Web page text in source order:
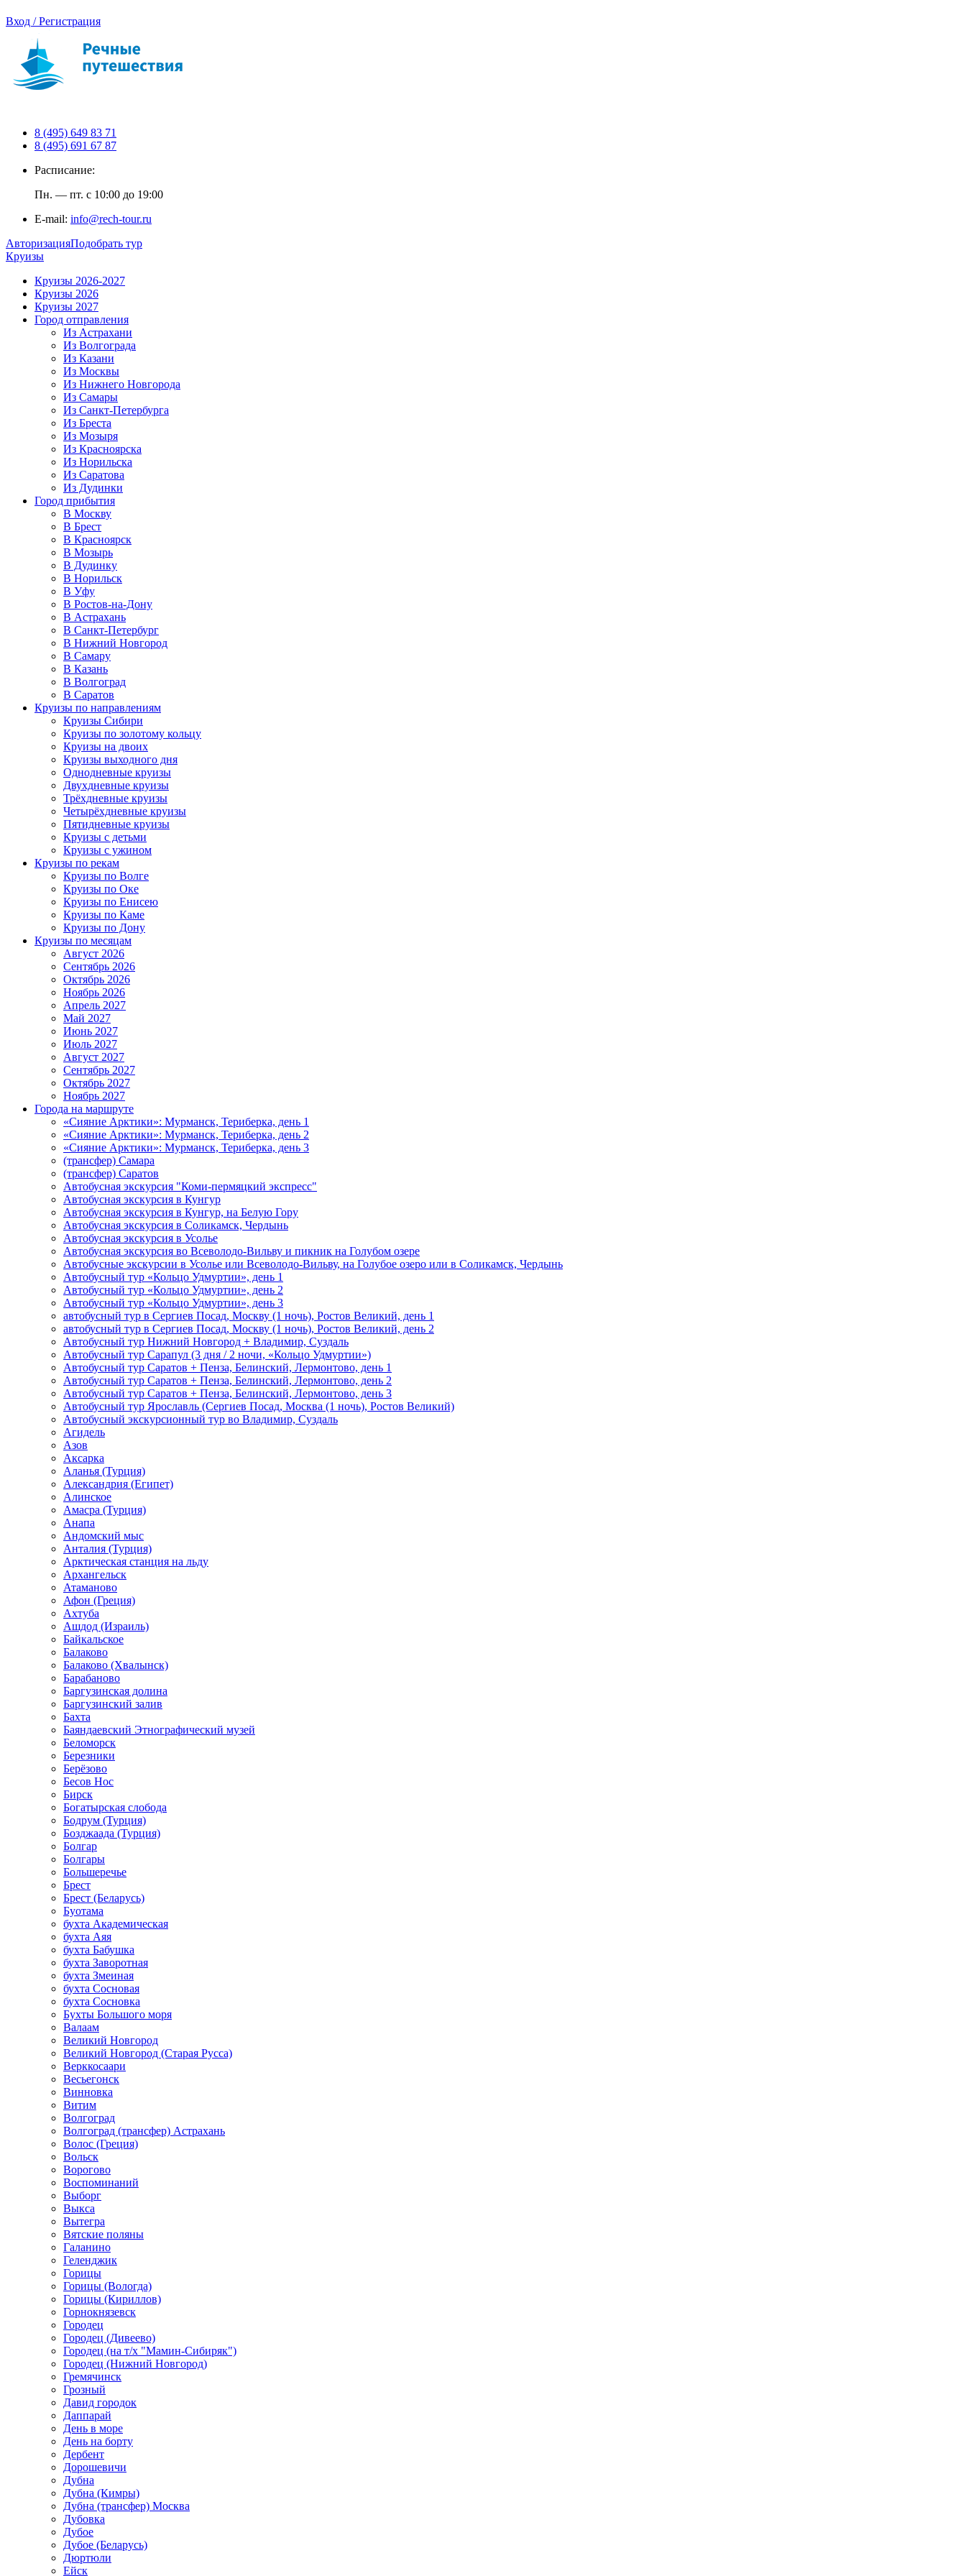
Вход / Регистрация
8 (495) 649 83 71
8 (495) 691 67 87
Расписание:
Пн. — пт. с 10:00 до 19:00
E-mail: info@rech-tour.ru
АвторизацияПодобрать тур
Круизы
Круизы 2026-2027
Круизы 2026
Круизы 2027
Город отправления
Из Астрахани
Из Волгограда
Из Казани
Из Москвы
Из Нижнего Новгорода
Из Самары
Из Санкт-Петербурга
Из Бреста
Из Мозыря
Из Красноярска
Из Норильска
Из Саратова
Из Дудинки
Город прибытия
В Москву
В Брест
В Красноярск
В Мозырь
В Дудинку
В Норильск
В Уфу
В Ростов-на-Дону
В Астрахань
В Санкт-Петербург
В Нижний Новгород
В Самару
В Казань
В Волгоград
В Саратов
Круизы по направлениям
Круизы Сибири
Круизы по золотому кольцу
Круизы на двоих
Круизы выходного дня
Однодневные круизы
Двухдневные круизы
Трёхдневные круизы
Четырёхдневные круизы
Пятидневные круизы
Круизы с детьми
Круизы с ужином
Круизы по рекам
Круизы по Волге
Круизы по Оке
Круизы по Енисею
Круизы по Каме
Круизы по Дону
Круизы по месяцам
Август 2026
Сентябрь 2026
Октябрь 2026
Ноябрь 2026
Апрель 2027
Май 2027
Июнь 2027
Июль 2027
Август 2027
Сентябрь 2027
Октябрь 2027
Ноябрь 2027
Города на маршруте
«Сияние Арктики»: Мурманск, Териберка, день 1
«Сияние Арктики»: Мурманск, Териберка, день 2
«Сияние Арктики»: Мурманск, Териберка, день 3
(трансфер) Самара
(трансфер) Саратов
Автобусная экскурсия "Коми-пермяцкий экспресс"
Автобусная экскурсия в Кунгур
Автобусная экскурсия в Кунгур, на Белую Гору
Автобусная экскурсия в Соликамск, Чердынь
Автобусная экскурсия в Усолье
Автобусная экскурсия во Всеволодо-Вильву и пикник на Голубом озере
Автобусные экскурсии в Усолье или Всеволодо-Вильву, на Голубое озеро или в Соликамск, Чердынь
Автобусный тур «Кольцо Удмуртии», день 1
Автобусный тур «Кольцо Удмуртии», день 2
Автобусный тур «Кольцо Удмуртии», день 3
автобусный тур в Сергиев Посад, Москву (1 ночь), Ростов Великий, день 1
автобусный тур в Сергиев Посад, Москву (1 ночь), Ростов Великий, день 2
Автобусный тур Нижний Новгород + Владимир, Суздаль
Автобусный тур Сарапул (3 дня / 2 ночи, «Кольцо Удмуртии»)
Автобусный тур Саратов + Пенза, Белинский, Лермонтово, день 1
Автобусный тур Саратов + Пенза, Белинский, Лермонтово, день 2
Автобусный тур Саратов + Пенза, Белинский, Лермонтово, день 3
Автобусный тур Ярославль (Сергиев Посад, Москва (1 ночь), Ростов Великий)
Автобусный экскурсионный тур во Владимир, Суздаль
Агидель
Азов
Аксарка
Аланья (Турция)
Александрия (Египет)
Алинское
Амасра (Турция)
Анапа
Андомский мыс
Анталия (Турция)
Арктическая станция на льду
Архангельск
Атаманово
Афон (Греция)
Ахтуба
Ашдод (Израиль)
Байкальское
Балаково
Балаково (Хвалынск)
Барабаново
Баргузинская долина
Баргузинский залив
Бахта
Баяндаевский Этнографический музей
Беломорск
Березники
Берёзово
Бесов Нос
Бирск
Богатырская слобода
Бодрум (Турция)
Бозджаада (Турция)
Болгар
Болгары
Большеречье
Брест
Брест (Беларусь)
Буотама
бухта Академическая
бухта Аяя
бухта Бабушка
бухта Заворотная
бухта Змеиная
бухта Сосновая
бухта Сосновка
Бухты Большого моря
Валаам
Великий Новгород
Великий Новгород (Старая Русса)
Верккосаари
Весьегонск
Винновка
Витим
Волгоград
Волгоград (трансфер) Астрахань
Волос (Греция)
Вольск
Ворогово
Воспоминаний
Выборг
Выкса
Вытегра
Вятские поляны
Галанино
Геленджик
Горицы
Горицы (Вологда)
Горицы (Кириллов)
Горнокнязевск
Городец
Городец (Дивеево)
Городец (на т/х "Мамин-Сибиряк")
Городец (Нижний Новгород)
Гремячинск
Грозный
Давид городок
Даппарай
День в море
День на борту
Дербент
Дорошевичи
Дубна
Дубна (Кимры)
Дубна (трансфер) Москва
Дубовка
Дубое
Дубое (Беларусь)
Дюртюли
Ейск